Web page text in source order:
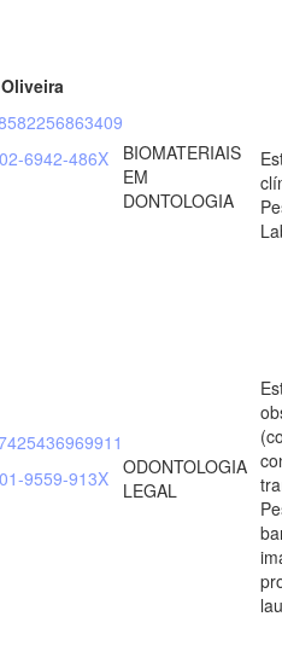
6942-486X
BIOMATERIAIS
EM
DONTOLOGIA
9559-913X ODONTOLOGIA
LEGAL